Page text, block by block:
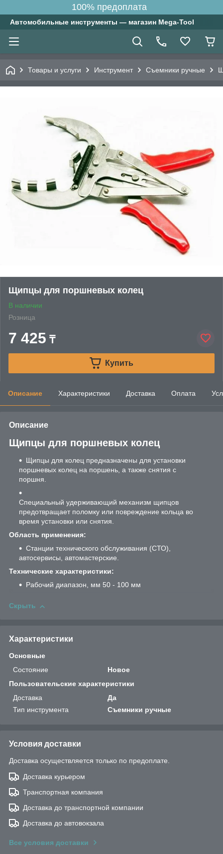
100% предоплата
Автомобильные инструменты — магазин Mega-Tool
Товары и услуги Инструмент Съемники ручные
Щипцы для поршневых колец
В наличии
Розница
7 425 ₸
Купить
Описание Характеристики Доставка Оплата
Описание
Щипцы для поршневых колец
Щипцы для колец предназначены для установки
поршневых колец на поршень, а также снятия с
поршня.
Специальный удерживающий механизм щипцов
предотвращает поломку или повреждение кольца во
время установки или снятия.
Область применения:
Станции технического обслуживания (СТО),
автосервисы, автомастерские.
Технические характеристики:
Рабочий диапазон, мм 50 - 100 мм
Скрыть
Характеристики
Основные
Состояние
Новое
Пользовательские характеристики
Доставка
Да
Тип инструмента
Съемники ручные
Условия доставки
Доставка осуществляется только по предоплате.
Доставка курьером
Транспортная компания
Доставка до транспортной компании
Доставка до автовокзала
Все условия доставки